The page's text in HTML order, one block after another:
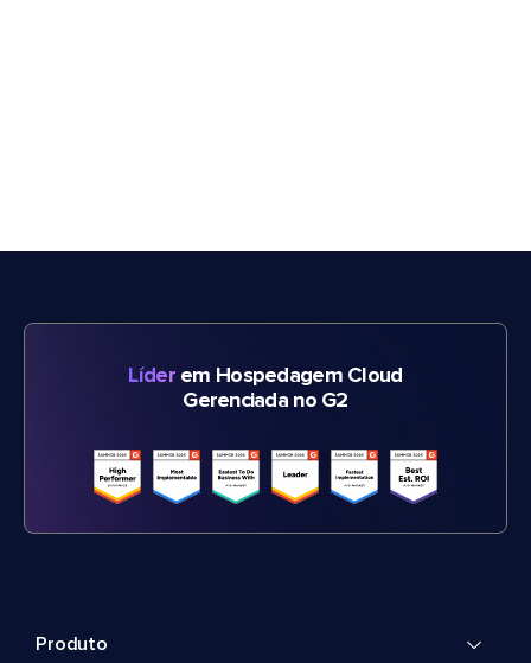
Líderem Hospedagem Cloud
Gerenciada no G2
Produto